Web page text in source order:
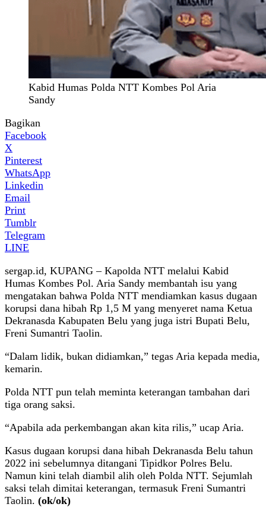
Kabid Humas Polda NTT Kombes Pol Aria
Sandy
Bagikan
Facebook
X
Pinterest
WhatsApp
Linkedin
Email
Print
Tumblr
Telegram
LINE
sergap.id, KUPANG – Kapolda NTT melalui Kabid
Humas Kombes Pol. Aria Sandy membantah isu yang
mengatakan bahwa Polda NTT mendiamkan kasus dugaan
korupsi dana hibah Rp 1,5 M yang menyeret nama Ketua
Dekranasda Kabupaten Belu yang juga istri Bupati Belu,
Freni Sumantri Taolin.
“Dalam lidik, bukan didiamkan,” tegas Aria kepada media,
kemarin.
Polda NTT pun telah meminta keterangan tambahan dari
tiga orang saksi.
“Apabila ada perkembangan akan kita rilis,” ucap Aria.
Kasus dugaan korupsi dana hibah Dekranasda Belu tahun
2022 ini sebelumnya ditangani Tipidkor Polres Belu.
Namun kini telah diambil alih oleh Polda NTT. Sejumlah
saksi telah dimitai keterangan, termasuk Freni Sumantri
Taolin. (ok/ok)